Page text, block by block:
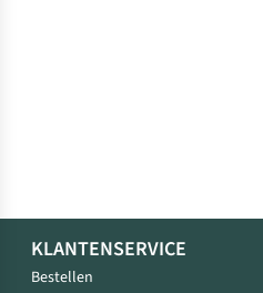
KLANTENSERVICE
Bestellen